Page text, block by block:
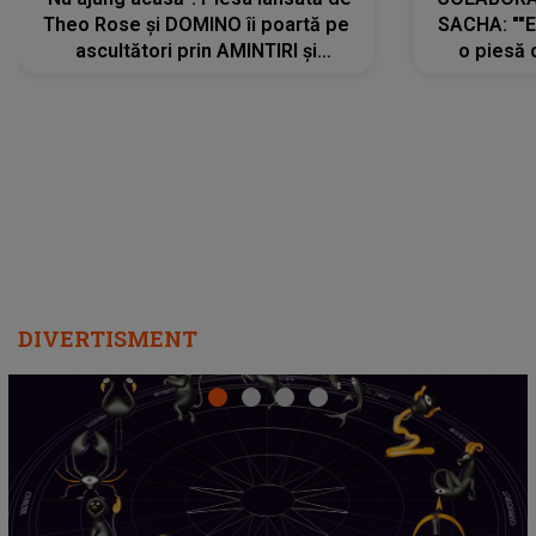
Theo Rose și DOMINO îi poartă pe
ascultători prin AMINTIRI și
SACHA:
o piesă
DIVERTISMENT